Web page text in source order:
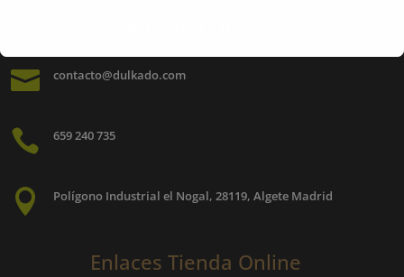
 contacto@dulkado.com
 659 240 735
 Polígono Industrial el Nogal, 28119, Algete Madrid
Enlaces Tienda Online